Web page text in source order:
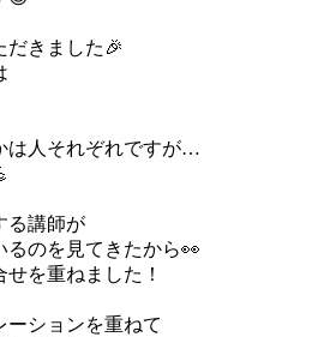
だきました🎉
は人それぞれですが…
る講師が
るのを見てきたから👀
を重ねました！
ーションを重ねて